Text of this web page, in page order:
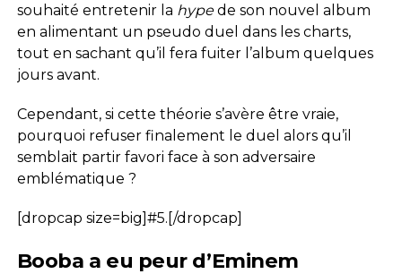
souhaité entretenir la hypede son nouvel album
en alimentant un pseudo duel dans les charts,
tout en sachant qu’il fera fuiter l’album quelques
jours avant.
Cependant, si cette théorie s’avère être vraie,
pourquoi refuser finalement le duel alors qu’il
semblait partir favori face à son adversaire
emblématique ?
[dropcap size=big]#5.[/dropcap]
Booba a eu peur d’Eminem